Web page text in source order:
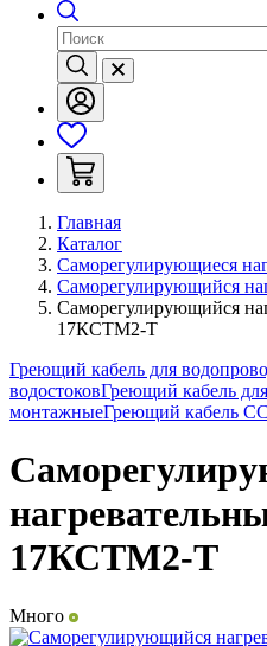
Главная
Каталог
Саморегулирующиеся
Саморегулирующийся
Саморегулирующийся
17КСТМ2-Т
Греющий кабель для
водостоковГреющий кабель
монтажныеГреющий кабель
17КСТМ2-Т
Много